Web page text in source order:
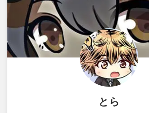
とら